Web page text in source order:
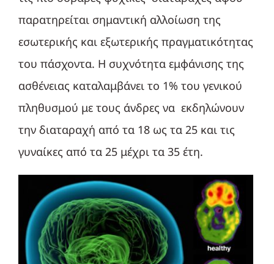
παρατηρείται σημαντική αλλοίωση της
εσωτερικής και εξωτερικής πραγματικότητας
του πάσχοντα. Η συχνότητα εμφάνισης της
ασθένειας καταλαμβάνει το 1% του γενικού
πληθυσμού με τους άνδρες να εκδηλώνουν
την διαταραχή από τα 18 ως τα 25 και τις
γυναίκες από τα 25 μέχρι τα 35 έτη.